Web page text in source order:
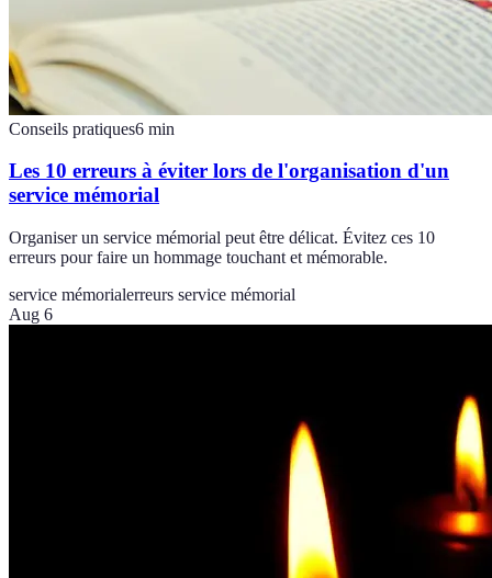
Conseils pratiques6 min
Les 10 erreurs à éviter lors de l'organisation d'un
service mémorial
Organiser un service mémorial peut être délicat. Évitez ces 10
erreurs pour faire un hommage touchant et mémorable.
service mémorialerreurs service mémorial
Aug 6